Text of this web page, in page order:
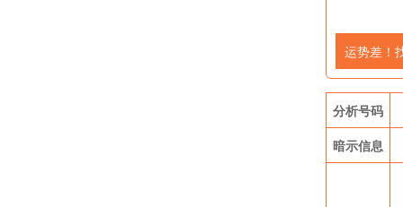
运势差！
分析号码
暗示信息